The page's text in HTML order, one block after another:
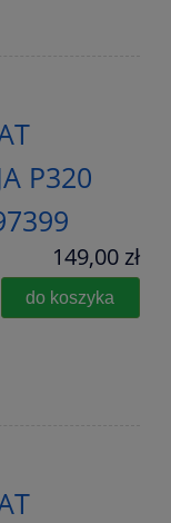
P320
149,00 zł
do koszyka